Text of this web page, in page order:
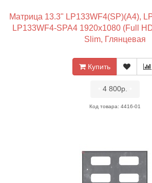
Матрица 13.3" LP133WF4(SP)(A4),
LP133WF4-SPA4 1920x1080 (Full
Slim, Глянцевая
Купить
4 800р.
Код товара: 4416-01